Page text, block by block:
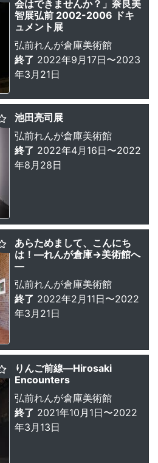
会はできませんか？」奈良美
智展弘前 2002-2006 ドキ
ュメント展
弘前れんが倉庫美術館
終了 2022年9月17日〜2023
年3月21日
池田亮司展
弘前れんが倉庫美術館
終了 2022年4月16日〜2022
年8月28日
あらためまして、こんにち
は！—れんが倉庫→美術館へ
—
弘前れんが倉庫美術館
終了 2022年2月11日〜2022
年3月21日
りんご前線—Hirosaki
Encounters
弘前れんが倉庫美術館
終了 2021年10月1日〜2022
年3月13日